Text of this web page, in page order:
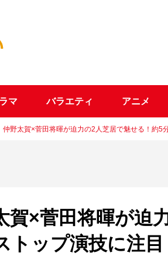
マ バラエティ アニメ
仲野太賀×菅田将暉が迫力の2人芝居で魅せる！約5
賀×菅田将暉が迫
トップ演技に注